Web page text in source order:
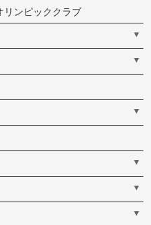
リンピッククラブ
▼
▼
▼
▼
▼
▼